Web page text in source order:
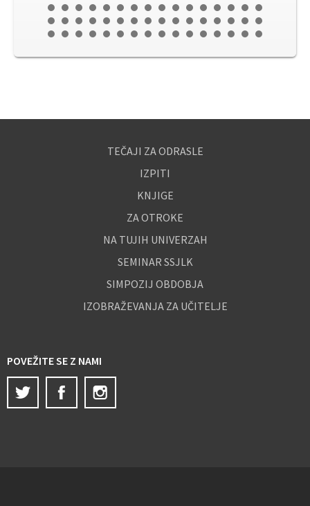
TEČAJI ZA ODRASLE
IZPITI
KNJIGE
ZA OTROKE
NA TUJIH UNIVERZAH
SEMINAR SSJLK
SIMPOZIJ OBDOBJA
IZOBRAŽEVANJA ZA UČITELJE
POVEŽITE SE Z NAMI
Twitter
Facebook